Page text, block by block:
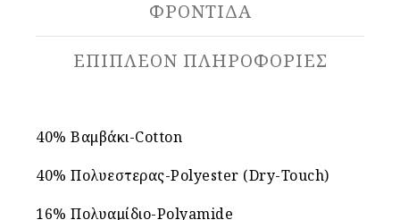
ΦΡΟΝΤΙΔΑ
ΕΠΙΠΛΈΟΝ ΠΛΗΡΟΦΟΡΊΕΣ
40% Βαμβάκι-Cotton
40% Πολυεστερας-Polyester (Dry-Touch)
16% Πολυαμίδιο-Polyamide